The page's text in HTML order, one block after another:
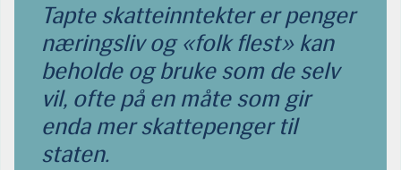
Tapte skatteinntekter er penger
næringsliv og «folk flest» kan
beholde og bruke som de selv
vil, ofte på en måte som gir
enda mer skattepenger til
staten.